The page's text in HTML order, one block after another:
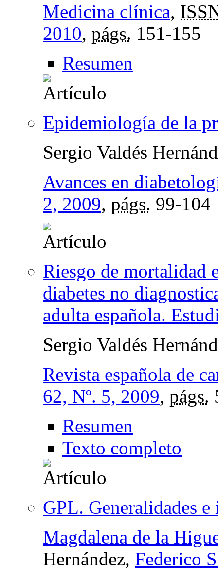
Medicina clínica,
2010, págs. 151-155
Resumen
Epidemiología de la
Sergio Valdés
Avances en
2, 2009, págs. 99-104
Riesgo de mortalidad
diabetes no
adulta española.
Sergio Valdés
Revista española de
62, Nº. 5, 2009, págs.
Resumen
Texto completo
GPL. Generalidades
Magdalena de la
Hernández, Federico